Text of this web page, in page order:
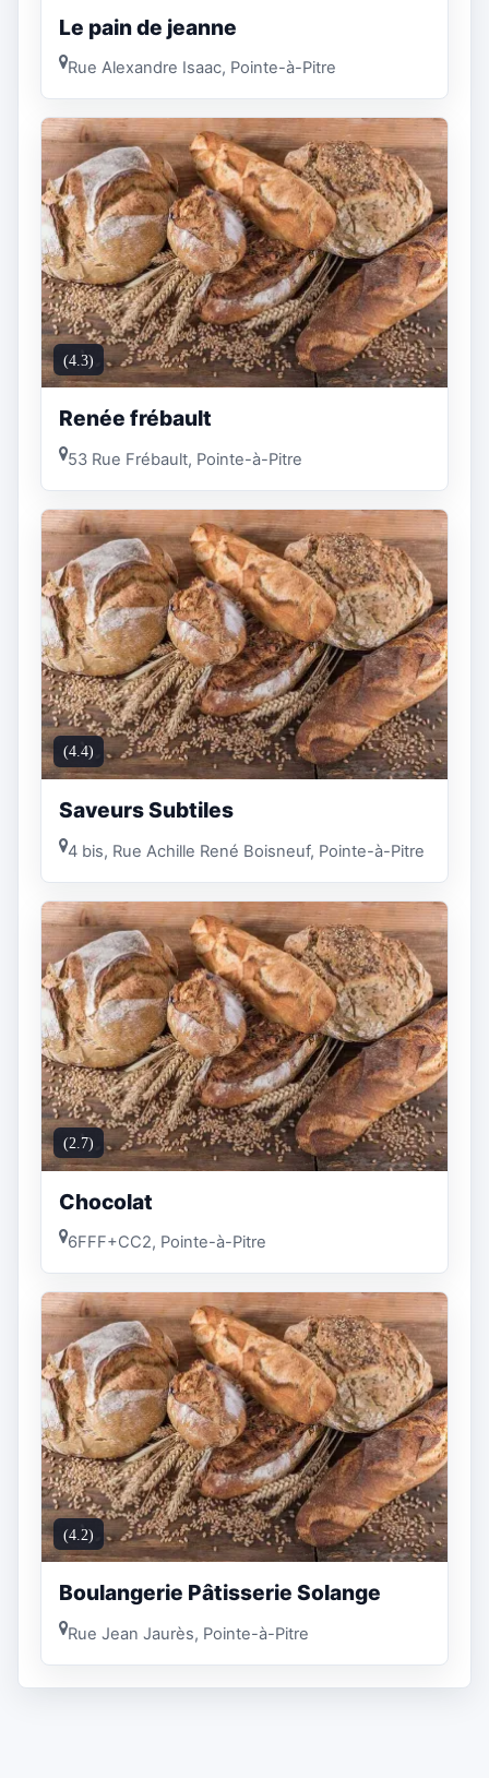
Le pain de jeanne
Rue Alexandre Isaac, Pointe-à-Pitre
(4.3)
Renée frébault
53 Rue Frébault, Pointe-à-Pitre
(4.4)
Saveurs Subtiles
4 bis, Rue Achille René Boisneuf, Pointe-à-Pitre
(2.7)
Chocolat
6FFF+CC2, Pointe-à-Pitre
(4.2)
Boulangerie Pâtisserie Solange
Rue Jean Jaurès, Pointe-à-Pitre